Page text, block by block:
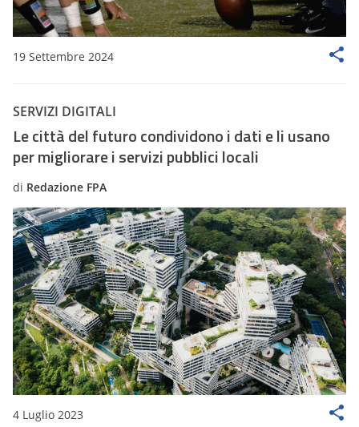
19 Settembre 2024
SERVIZI DIGITALI
Le città del futuro condividono i dati e li usano
per migliorare i servizi pubblici locali
di Redazione FPA
4 Luglio 2023